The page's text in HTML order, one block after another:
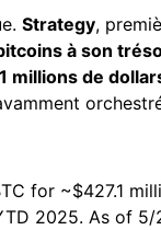
Strategy,
à son
millions de
for ~$427.1
2025. As of